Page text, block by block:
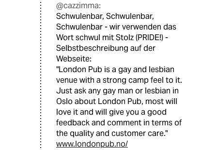
@cazzimma:
Schwulenbar, Schwulenbar,
Schwulenbar - wir verwenden das
Wort schwul mit Stolz (PRIDE!) -
Selbstbeschreibung auf der
Webseite:
"London Pub is a gay and lesbian
venue with a strong camp feel to it.
Just ask any gay man or lesbian in
Oslo about London Pub, most will
love it and will give you a good
feedback and comment in terms of
the quality and customer care."
www.londonpub.no/